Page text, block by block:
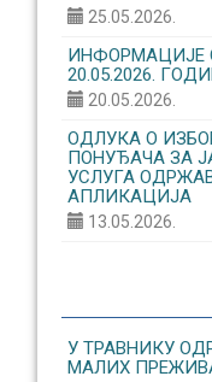
25.05.2026.
ИНФОРМАЦИЈЕ
20.05.2026.
20.05.2026.
ОДЛУКА О
ПОНУЂАЧА ЗА
УСЛУГА
АПЛИКАЦИЈА
13.05.2026.
У ТРАВНИКУ
МАЛИХ